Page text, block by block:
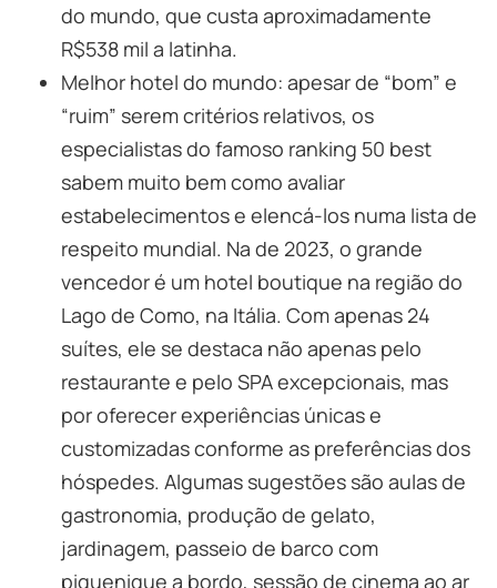
do mundo, que custa aproximadamente
R$538 mil a latinha.
Melhor hotel do mundo: apesar de “bom” e
“ruim” serem critérios relativos, os
especialistas do famoso ranking 50 best
sabem muito bem como avaliar
estabelecimentos e elencá-los numa lista de
respeito mundial. Na de 2023, o grande
vencedor é um hotel boutique na região do
Lago de Como, na Itália. Com apenas 24
suítes, ele se destaca não apenas pelo
restaurante e pelo SPA excepcionais, mas
por oferecer experiências únicas e
customizadas conforme as preferências dos
hóspedes. Algumas sugestões são aulas de
gastronomia, produção de gelato,
jardinagem, passeio de barco com
piquenique a bordo, sessão de cinema ao ar